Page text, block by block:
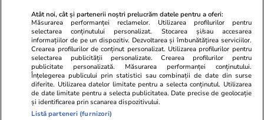
Știri România
Cod roșu de inundații imediate.
Alertă de viituri pe râuri din
Dâmbovița și Prahova, în
următoarele ore
Atât noi, cât și partenerii noștri prelucrăm datele pentru a oferi:
Măsurarea performanței reclamelor. Utilizarea profilurilor pentru
selectarea conținutului personalizat. Stocarea și/sau accesarea
informațiilor de pe un dispozitiv. Dezvoltarea și îmbunătățirea serviciilor.
Crearea profilurilor de conținut personalizat. Utilizarea profilurilor pentru
selectarea publicității personalizate. Crearea profilurilor pentru
publicitate personalizată. Măsurarea performanței conținutului.
Înțelegerea publicului prin statistici sau combinații de date din surse
diferite. Utilizarea datelor limitate pentru a selecta conținutul. Utilizarea
de date limitate pentru a selecta publicitatea. Date precise de geolocație
și identificarea prin scanarea dispozitivului.
Listă parteneri (furnizori)